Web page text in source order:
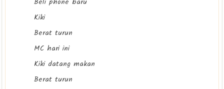
Kiki
Berat turun
MC hari ini
Kiki datang makan
Berat turun